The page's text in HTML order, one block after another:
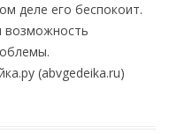
деле его беспокоит.
возможность
(abvgedeika.ru)